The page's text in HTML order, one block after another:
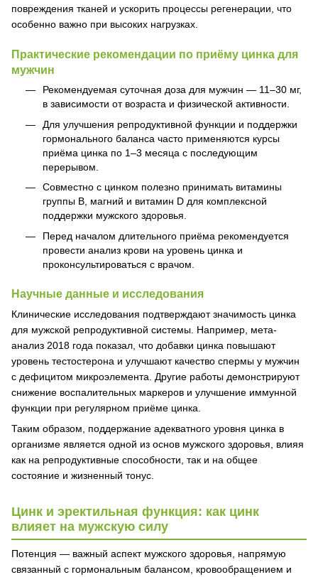
повреждения тканей и ускорить процессы регенерации, что
особенно важно при высоких нагрузках.
Практические рекомендации по приёму цинка для
мужчин
Рекомендуемая суточная доза для мужчин — 11–30 мг,
в зависимости от возраста и физической активности.
Для улучшения репродуктивной функции и поддержки
гормонального баланса часто применяются курсы
приёма цинка по 1–3 месяца с последующим
перерывом.
Совместно с цинком полезно принимать витамины
группы B, магний и витамин D для комплексной
поддержки мужского здоровья.
Перед началом длительного приёма рекомендуется
провести анализ крови на уровень цинка и
проконсультироваться с врачом.
Научные данные и исследования
Клинические исследования подтверждают значимость цинка
для мужской репродуктивной системы. Например, мета-
анализ 2018 года показал, что добавки цинка повышают
уровень тестостерона и улучшают качество спермы у мужчин
с дефицитом микроэлемента. Другие работы демонстрируют
снижение воспалительных маркеров и улучшение иммунной
функции при регулярном приёме цинка.
Таким образом, поддержание адекватного уровня цинка в
организме является одной из основ мужского здоровья, влияя
как на репродуктивные способности, так и на общее
состояние и жизненный тонус.
Цинк и эректильная функция: как цинк
влияет на мужскую силу
Потенция — важный аспект мужского здоровья, напрямую
связанный с гормональным балансом, кровообращением и